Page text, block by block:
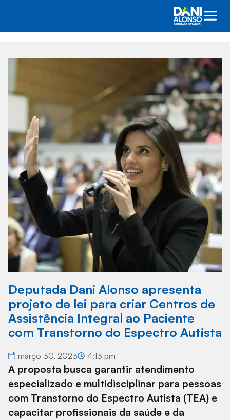
Deputada Dani Alonso apresenta
projeto de lei para criar Centros de
Assistência Integral ao Paciente
com Transtorno do Espectro Autista
março 30, 2023 4:13 pm
A proposta busca garantir atendimento
especializado e multidisciplinar para pessoas
com Transtorno do Espectro Autista (TEA) e
capacitar profissionais da saúde e da